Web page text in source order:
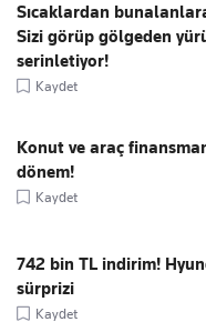
Sıcaklardan
Sizi görüp gölgeden
serinletiyor!
Kaydet
Konut ve araç
dönem!
Kaydet
742 bin TL indirim!
sürprizi
Kaydet